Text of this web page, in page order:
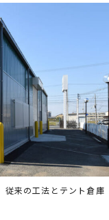
従来の工法とテント倉庫